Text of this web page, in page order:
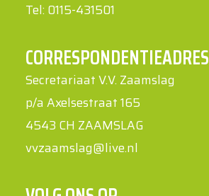
Tel: 0115-431501
CORRESPONDENTIEADRES
Secretariaat V.V. Zaamslag
p/a Axelsestraat 165
4543 CH ZAAMSLAG
vvzaamslag@live.nl